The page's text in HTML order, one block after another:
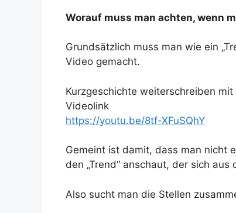
Worauf muss man achten, wenn
Grundsätzlich muss man wie ein
Video gemacht.
Kurzgeschichte weiterschreiben mit
Videolink
https://youtu.be/8tf-XFuSQhY
Gemeint ist damit, dass man nicht
den „Trend“ anschaut, der sich
Also sucht man die Stellen